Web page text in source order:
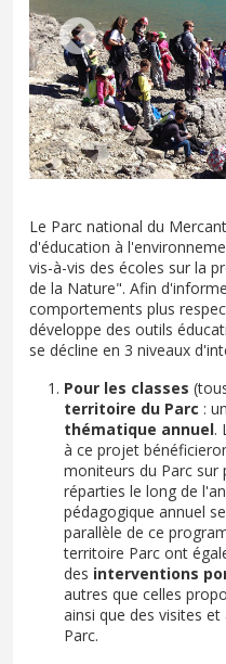
Le Parc national du
d'éducation à
vis-à-vis des écoles sur la
de la Nature". Afin
comportements plus
développe des outils
se décline en 3 niveaux
Pour les classes
territoire du Parc : un
thématique annuel.
à ce projet
moniteurs du Parc sur
réparties le long de
pédagogique annuel
parallèle de ce
territoire Parc ont
des interventions
autres que celles
ainsi que des visites
Parc.